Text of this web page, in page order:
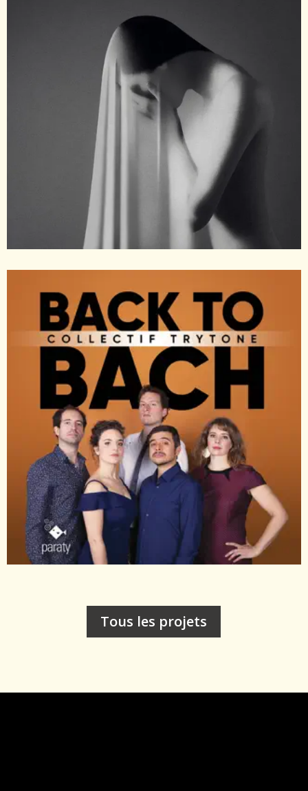
Tous les projets